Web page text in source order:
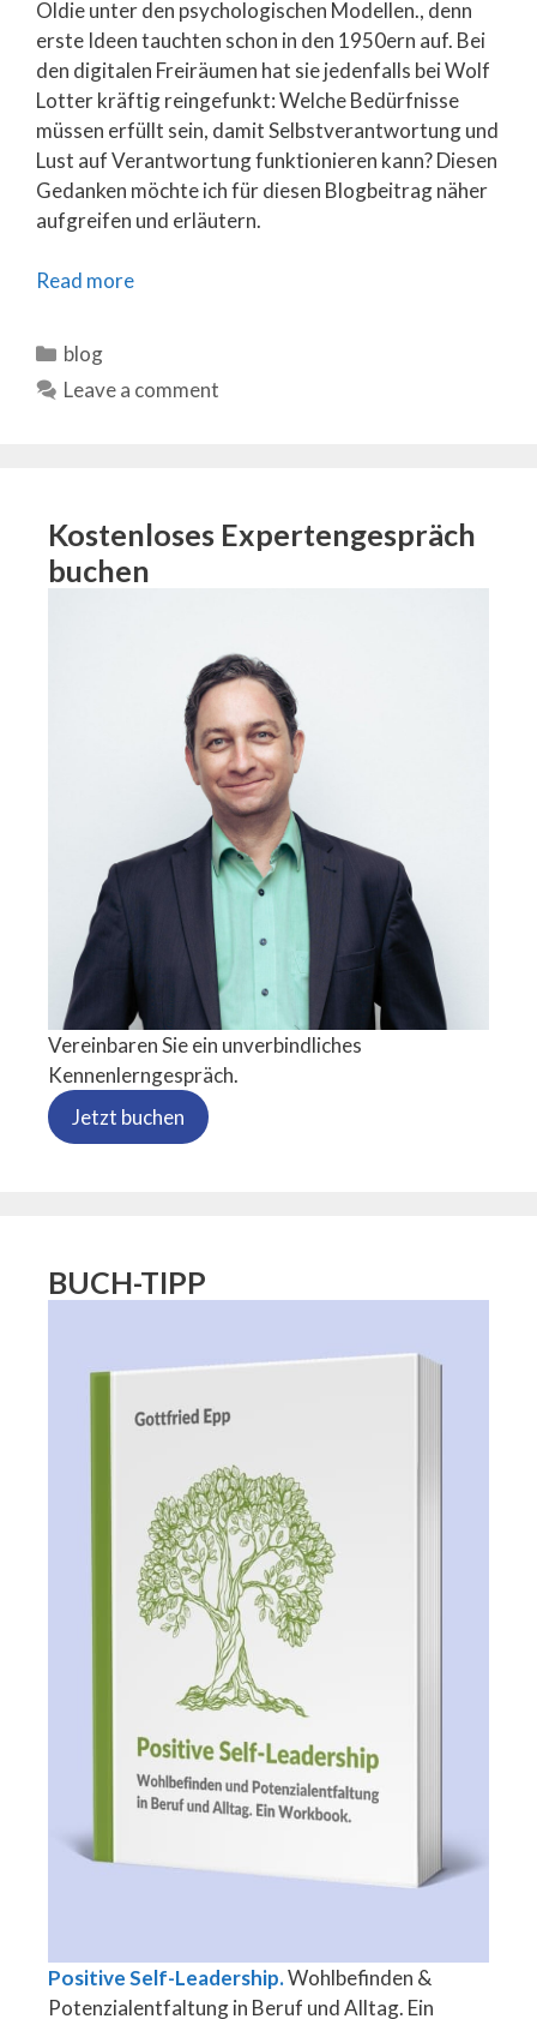
Oldie unter den psychologischen Modellen., denn
erste Ideen tauchten schon in den 1950ern auf. Bei
den digitalen Freiräumen hat sie jedenfalls bei Wolf
Lotter kräftig reingefunkt: Welche Bedürfnisse
müssen erfüllt sein, damit Selbstverantwortung und
Lust auf Verantwortung funktionieren kann? Diesen
Gedanken möchte ich für diesen Blogbeitrag näher
aufgreifen und erläutern.
Read more
Categories
blog
Leave a comment
Kostenloses Expertengespräch
buchen
Vereinbaren Sie ein unverbindliches
Kennenlerngespräch.
Jetzt buchen
BUCH-TIPP
Positive Self-Leadership.Wohlbefinden &
Potenzialentfaltung in Beruf und Alltag. Ein